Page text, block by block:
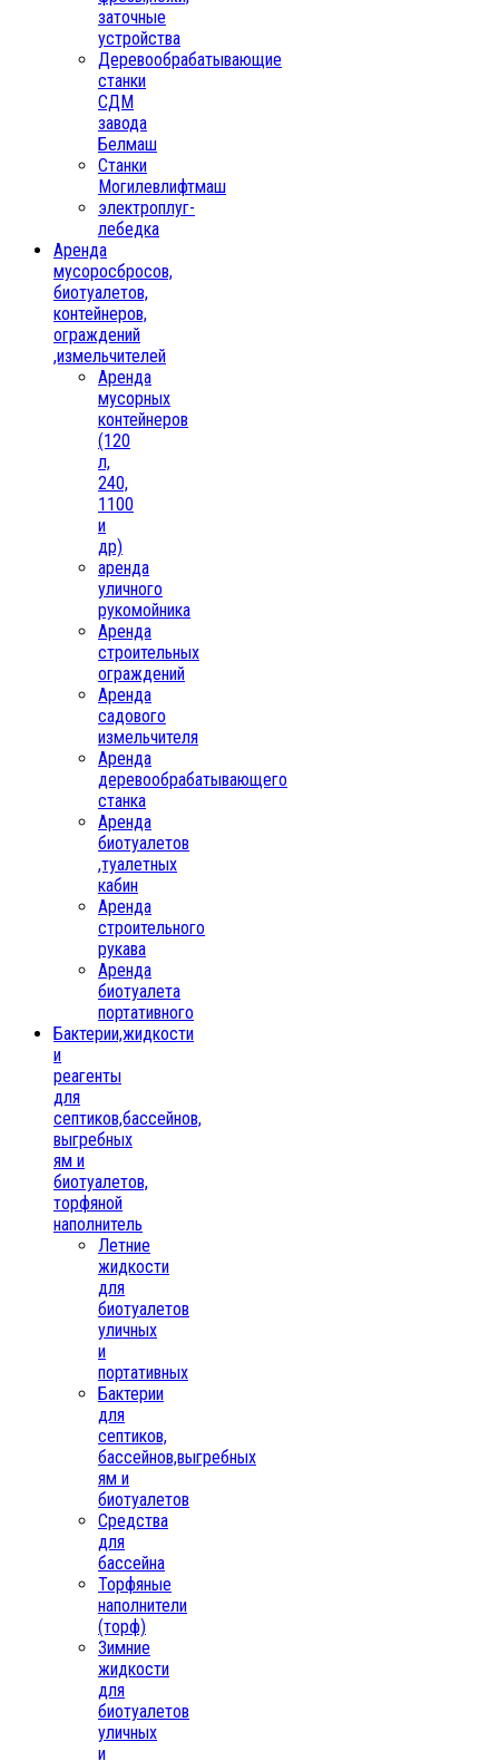
заточные
устройства
Деревообрабатывающие
станки
СДМ
завода
Белмаш
Станки
Могилевлифтмаш
электроплуг-
лебедка
Аренда
мусоросбросов,
биотуалетов,
контейнеров,
ограждений
,измельчителей
Аренда
мусорных
контейнеров
(120
л,
240,
1100
и
др)
аренда
уличного
рукомойника
Аренда
строительных
ограждений
Аренда
садового
измельчителя
Аренда
деревообрабатывающего
станка
Аренда
биотуалетов
,туалетных
кабин
Аренда
строительного
рукава
Аренда
биотуалета
портативного
Бактерии,жидкости
и
реагенты
для
септиков,бассейнов,
выгребных
ям и
биотуалетов,
торфяной
наполнитель
Летние
жидкости
для
биотуалетов
уличных
и
портативных
Бактерии
для
септиков,
бассейнов,выгребных
ям и
биотуалетов
Средства
для
бассейна
Торфяные
наполнители
(торф)
Зимние
жидкости
для
биотуалетов
уличных
и